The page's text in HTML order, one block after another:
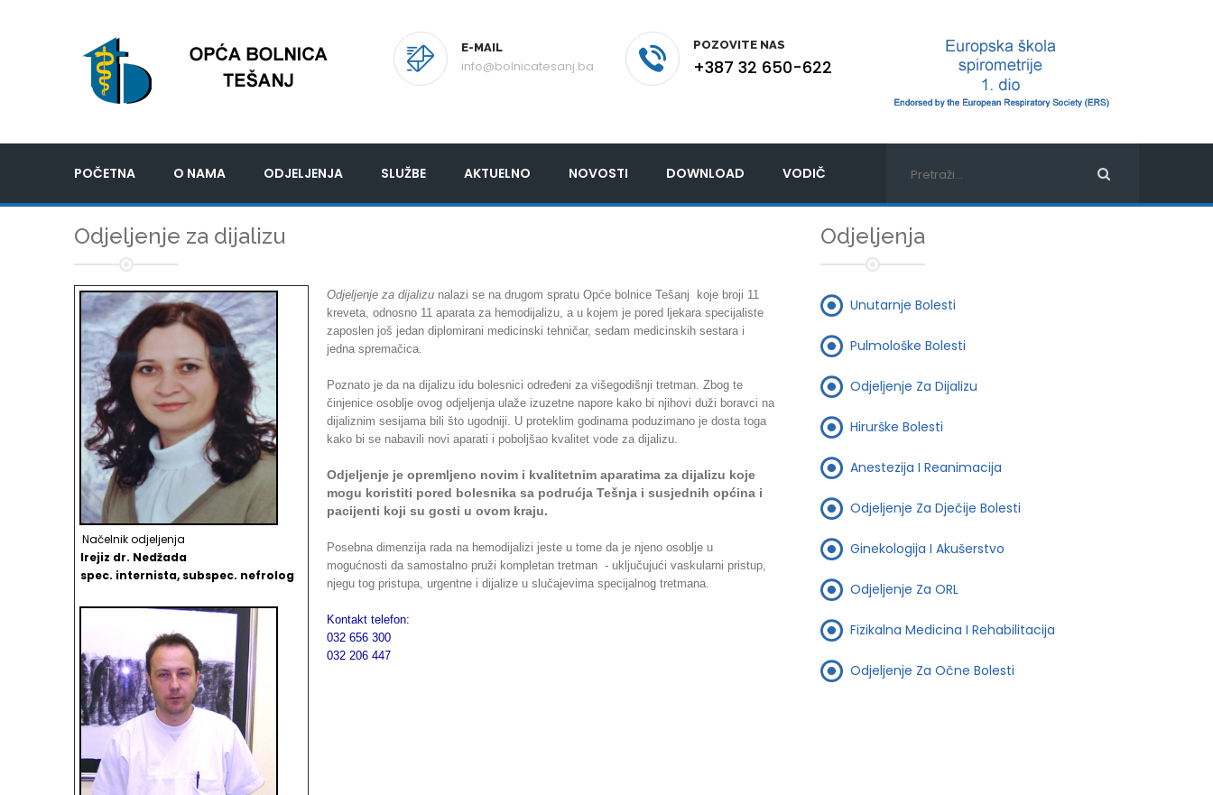
E-MAIL
info@bolnicatesanj.ba
POZOVITE NAS
+387 32 650-622
POČETNA O NAMA ODJELJENJA SLUŽBE AKTUELNO NOVOSTI DOWNLOAD VODIČ
Odjeljenje za dijalizu
Načelnik odjeljenja
Irejiz dr. Nedžada
spec. internista, subspec. nefrolog
Odjeljenje za dijalizu nalazi se na drugom spratu Opće bolnice Tešanj koje broji 11
kreveta, odnosno 11 aparata za hemodijalizu, a u kojem je pored ljekara specijaliste
zaposlen još jedan diplomirani medicinski tehničar, sedam medicinskih sestara i
jedna spremačica.
Poznato je da na dijalizu idu bolesnici određeni za višegodišnji tretman. Zbog te
činjenice osoblje ovog odjeljenja ulaže izuzetne napore kako bi njihovi duži boravci na
dijaliznim sesijama bili što ugodniji. U proteklim godinama poduzimano je dosta toga
kako bi se nabavili novi aparati i poboljšao kvalitet vode za dijalizu.
Odjeljenje je opremljeno novim i kvalitetnim aparatima za dijalizu koje
mogu koristiti pored bolesnika sa podrućja Tešnja i susjednih općina i
pacijenti koji su gosti u ovom kraju.
Posebna dimenzija rada na hemodijalizi jeste u tome da je njeno osoblje u
mogućnosti da samostalno pruži kompletan tretman - uključujući vaskularni pristup,
njegu tog pristupa, urgentne i dijalize u slučajevima specijalnog tretmana.
Kontakt telefon:
032 656 300
032 206 447
Odjeljenja
Unutarnje Bolesti
Pulmološke Bolesti
Odjeljenje Za Dijalizu
Hirurške Bolesti
Anestezija I Reanimacija
Odjeljenje Za Dječije Bolesti
Ginekologija I Akušerstvo
Odjeljenje Za ORL
Fizikalna Medicina I Rehabilitacija
Odjeljenje Za Očne Bolesti